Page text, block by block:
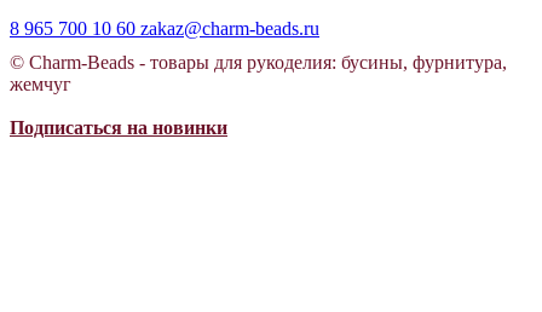
8 965 700 10 60 zakaz@charm-beads.ru
© Charm-Beads - товары для рукоделия: бусины, фурнитура,
жемчуг
Подписаться на новинки